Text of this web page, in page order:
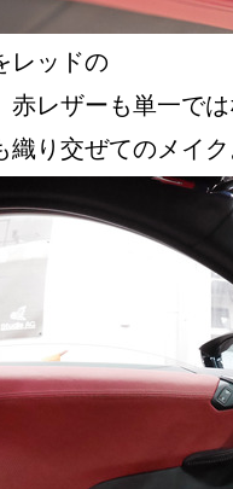
レッドの
赤レザーも単一で
織り交ぜてのメイ